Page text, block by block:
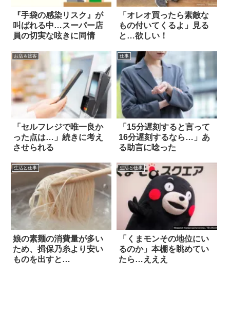
『手袋の感染リスク』が
叫ばれる中…スーパー店
員の切実な呟きに同情
「オレオ買ったら素敵な
もの付いてくるよ」見る
と…欲しい！
お店＆接客
「セルフレジで唯一良か
った点は…」続きに考え
させられる
仕事
「15分遅刻すると言って
16分遅刻するなら…」あ
る助言に唸った
生活と仕事
娘の素麺の消費量が多い
ため、揖保乃糸より安い
ものを出すと…
生活と仕事
「くまモンその地位にい
るのか」本棚を眺めてい
たら…えええ